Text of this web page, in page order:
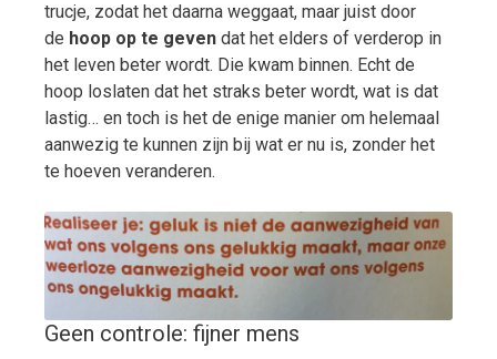
trucje, zodat het daarna weggaat, maar juist door
de hoop op te geven dat het elders of verderop in
het leven beter wordt. Die kwam binnen. Echt de
hoop loslaten dat het straks beter wordt, wat is dat
lastig… en toch is het de enige manier om helemaal
aanwezig te kunnen zijn bij wat er nu is, zonder het
te hoeven veranderen.
Geen controle: fijner mens